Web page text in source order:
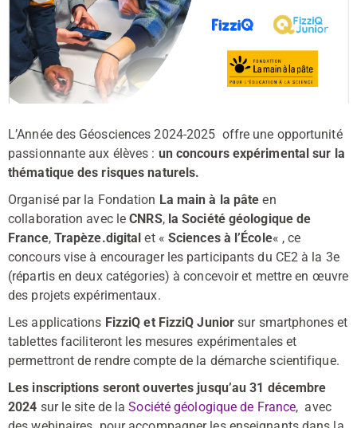
L’Année des Géosciences 2024-2025 offre une opportunité
passionnante aux élèves : un concours expérimental sur la
thématique des risques naturels.
Organisé par la Fondation La main à la pâte en
collaboration avec leCNRS, la Société géologique de
France, Trapèze.digital et « Sciences à l’École« , ce
concours vise à encourager les participants du CE2 à la 3e
(répartis en deux catégories) à concevoir et mettre en œuvre
des projets expérimentaux.
Les applications FizziQ et FizziQ Junior sur smartphones et
tablettes faciliteront les mesures expérimentales et
permettront de rendre compte de la démarche scientifique.
Les inscriptions seront ouvertes jusqu’au 31 décembre
2024 sur le site de laSociété géologique de France, avec